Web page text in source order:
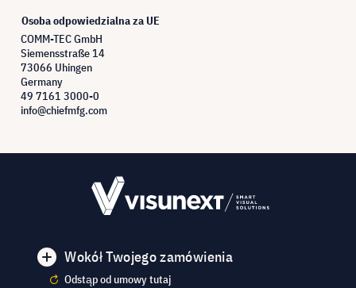
Osoba odpowiedzialna za UE
COMM-TEC GmbH
Siemensstraße 14
73066 Uhingen
Germany
49 7161 3000-0
info@chiefmfg.com
Wokół Twojego zamówienia
Odstąp od umowy tutaj